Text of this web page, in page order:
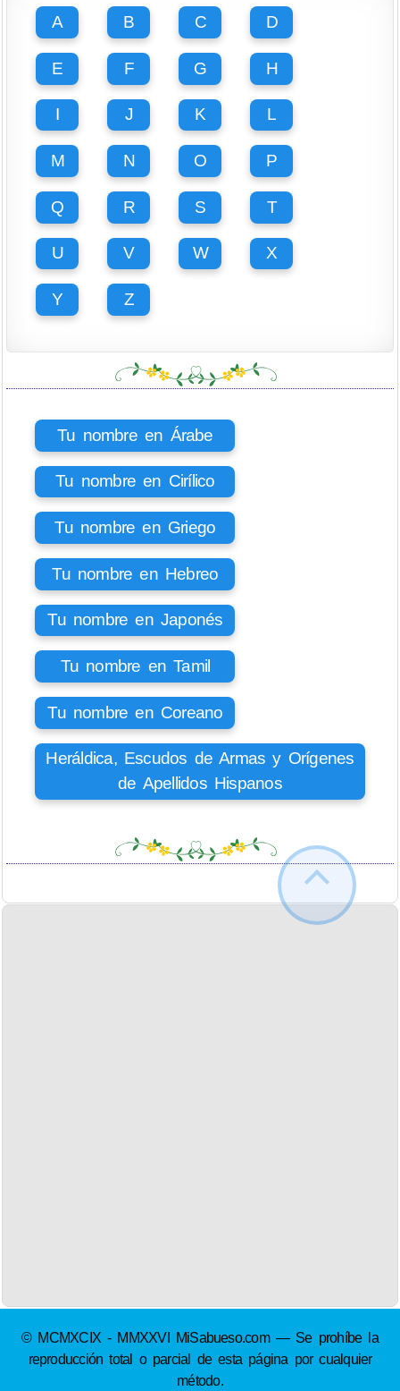
A B C D
E F G H
I J K L
M N O P
Q R S T
U V W X
Y Z
Tu nombre en Árabe
Tu nombre en Cirílico
Tu nombre en Griego
Tu nombre en Hebreo
Tu nombre en Japonés
Tu nombre en Tamil
Tu nombre en Coreano
Heráldica, Escudos de Armas y Orígenes
de Apellidos Hispanos
© MCMXCIX - MMXXVI MiSabueso.com — Se prohíbe la
reproducción total o parcial de esta página por cualquier
método.